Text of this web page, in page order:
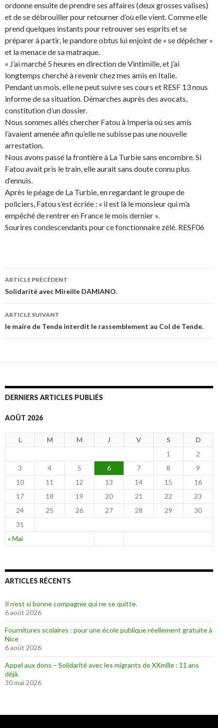
ordonne ensuite de prendre ses affaires (deux grosses valises)
et de se débrouiller pour retourner d’où elle vient. Comme elle
prend quelques instants pour retrouver ses esprits et se
préparer à partir, le pandore obtus lui enjoint de « se dépêcher »
et la menace de sa matraque.
« J’ai marché 5 heures en direction de Vintimille, et j’ai
longtemps cherché à revenir chez mes amis en Italie.
Pendant un mois, elle ne peut suivre ses cours et RESF 13 nous
informe de sa situation. Démarches auprès des avocats,
constitution d’un dossier.
Nous sommes allés chercher Fatou à Imperia où ses amis
l’avaient amenée afin qu’elle ne subisse pas une nouvelle
arrestation.
Nous avons passé la frontière à La Turbie sans encombre. Si
Fatou avait pris le train, elle aurait sans doute connu plus
d‘ennuis.
Après le péage de La Turbie, en regardant le groupe de
policiers, Fatou s’est écriée : « il est là le monsieur qui m’a
empêché de rentrer en France le mois dernier ».
Sourires condescendants pour ce fonctionnaire zélé. RESF06
Navigation
des
articles
ARTICLE PRÉCÉDENT
Solidarité avec Mireille DAMIANO.
ARTICLE SUIVANT
le maire de Tende interdit le rassemblement au Col de Tende.
DERNIERS ARTICLES PUBLIÉS
AOÛT 2026
L M M J V S D
« Mai
1
2
3
4 5 6 7 8
9
10
11 12 13 14 15
16
17
18 19 20 21 22
23
24
25 26 27 28 29
30
31
ARTICLES RÉCENTS
Il n’est si bonne compagnie qui ne se quitte.
6 août 2026
Fournitures scolaires : pour une école publique réellement gratuite à
Nice
6 août 2026
Appel aux dons – Solidarité avec les migrants de XXmille : 11 ans
déjà.
30 mai 2026